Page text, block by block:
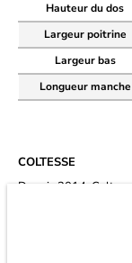
Hauteur du dos
Largeur poitrine
Largeur bas
Longueur manche
COLTESSE
Depuis 2014,
développe un